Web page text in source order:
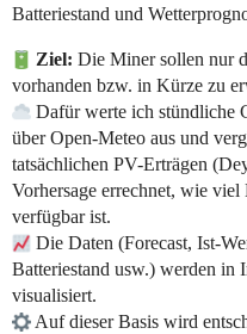
Batteriestand und
Ziel: Die Miner sollen nur
vorhanden bzw. in Kürze zu
Dafür werte ich stündliche
über Open-Meteo aus und
tatsächlichen PV-Erträgen
Vorhersage errechnet, wie
verfügbar ist.
Die Daten (Forecast, Ist-
Batteriestand usw.) werden in
visualisiert.
Auf dieser Basis wird